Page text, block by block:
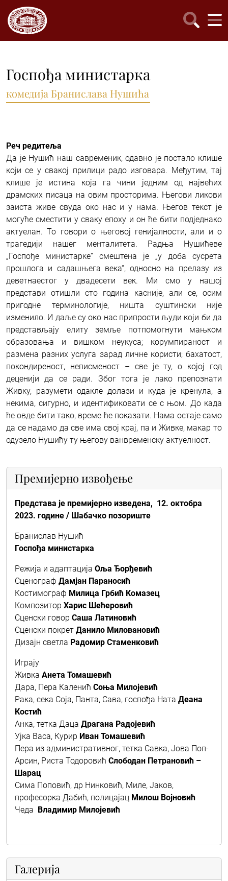
Госпођа министарка
комедија Бранислава Нушића
Реч редитеља
Да је Нушић наш савременик, одавно је постало клише
који се у свакој прилици радо изговара. Међутим, тај
клише је истина која га чини једним од највећих
драмских писаца на овим просторима. Његови ликови
заиста живе свуда око нас и у нама. Његов текст је
могуће сместити у сваку епоху и он ће бити подједнако
актуелан. То говори о његовој генијалности, али и о
трагедији нашег менталитета. Радња Нушићеве
„Госпође министарке“ смештена је „у доба сусрета
прошлога и садашњега века“, односно на прелазу из
деветнаестог у двадесети век. Ми смо у нашој
представи отишли сто година касније, али се, осим
пригодне терминологије, ништа суштински није
изменило. И даље су око нас припрости људи који би да
представљају елиту земље потпомогнути мањком
образовања и вишком неукуса; корумпираност и
размена разних услуга зарад личне користи; бахатост,
покондиреност, неписменост – све је ту, о којој год
деценији да се ради. Због тога је лако препознати
Живку, разумети одакле долази и куда је кренула, а
некима, сигурно, и идентификовати се с њом. До када
ће овде бити тако, време ће показати. Нама остаје само
да се надамо да све има свој крај, па и Живке, макар то
одузело Нушићу ту његову ванвременску актуелност.
Премијерно извођење
Представа је премијерно изведена, 12. октобра
2023. године / Шабачко позориште
Бранислав Нушић
Госпођа министарка
Режија и адаптација Оља Ђорђевић
Сценограф Дамјан Параносић
Костимограф Милица Грбић Комазец
Композитор Харис Шећеровић
Сценски говор Саша Латиновић
Сценски покрет Данило Миловановић
Дизајн светла Радомир Стаменковић
Играју
Живка Анета Томашевић
Дара, Пера Каленић Соња Милојевић
Рака, сека Соја, Панта, Сава, госпођа Ната Деана
Костић
Анка, тетка Даца Драгана Радојевић
Ујка Васа, Курир Иван Томашевић
Пера из административног, тетка Савка, Јова Поп-
Арсин, Риста Тодоровић Слободан Петрановић –
Шарац
Сима Поповић, др Нинковић, Миле, Јаков,
професорка Дабић, полицајац Милош Војновић
Чеда Владимир Милојевић
Галерија